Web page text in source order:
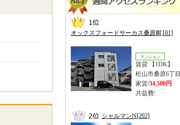
オックスフォードサーカス桑原Ⅲ[101]
マンション
賃貸 【1DK】
松山市桑原6丁目
家賃/34,500円
共益費/
シャルマンN[202]